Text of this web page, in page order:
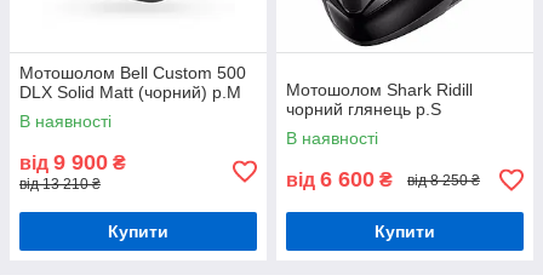
Мотошолом Bell Custom 500
DLX Solid Matt (чорний) р.М
В наявності
від 9 900 ₴
від 13 210 ₴
Купити
Мотошолом Shark Ridill
чорний глянець р.S
В наявності
від 6 600 ₴ від 8 250 ₴
Купити